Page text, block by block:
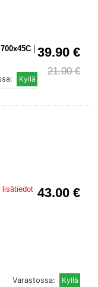
39.90 €
21.00 €
|
43.00 €
lisätiedot
Varastossa: